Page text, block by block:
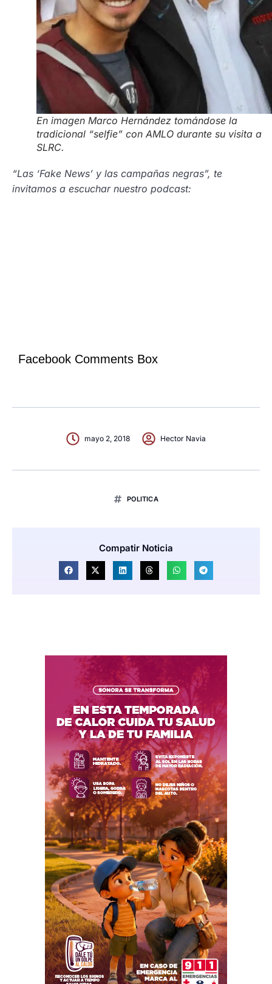
En imagen Marco Hernández tomándose la
tradicional “selfie” con AMLO durante su visita a
SLRC.
“Las ‘Fake News’ y las campañas negras”, te
invitamos a escuchar nuestro podcast:
Facebook Comments Box
mayo 2, 2018 Hector Navia
POLITICA
Compatir Noticia